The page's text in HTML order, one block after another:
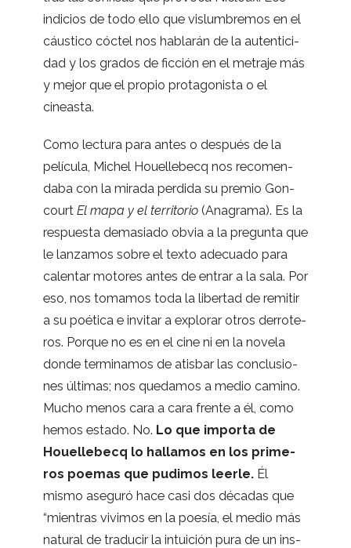
indi­cios de todo ello que vis­lum­bre­mos en el
cáus­tico cóc­tel nos habla­rán de la auten­ti­ci­
dad y los gra­dos de fic­ción en el metraje más
y mejor que el pro­pio pro­ta­go­nista o el
cineasta.
Como lec­tura para antes o des­pués de la
pelí­cula, Michel Houe­lle­becq nos reco­men­
daba con la mirada per­dida su pre­mio Gon­
court El mapa y el terri­to­rio(Anagrama). Es la
res­puesta dema­siado obvia a la pre­gunta que
le lan­za­mos sobre el texto ade­cuado para
calen­tar moto­res antes de entrar a la sala. Por
eso, nos toma­mos toda la liber­tad de remi­tir
a su poé­tica e invi­tar a explo­rar otros derro­te­
ros. Por­que no es en el cine ni en la novela
donde ter­mi­na­mos de atis­bar las con­clu­sio­
nes últi­mas; nos que­da­mos a medio camino.
Mucho menos cara a cara frente a él, como
hemos estado. No. Lo que importa de
Houe­lle­becq lo halla­mos en los pri­me­
ros poe­mas que pudi­mos leerle.Él
mismo ase­guró hace casi dos déca­das que
“mien­tras vivi­mos en la poe­sía, el medio más
natu­ral de tra­du­cir la intui­ción pura de un ins­